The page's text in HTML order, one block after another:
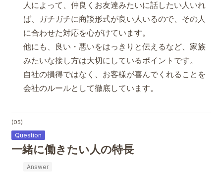
人によって、仲良くお友達みたいに話したい人いれ
ば、ガチガチに商談形式が良い人いるので、その人
に合わせた対応を心がけています。
他にも、良い・悪いをはっきりと伝えるなど、家族
みたいな接し方は大切にしているポイントです。
自社の損得ではなく、お客様が喜んでくれることを
会社のルールとして徹底しています。
(05)
一緒に働きたい人の特長